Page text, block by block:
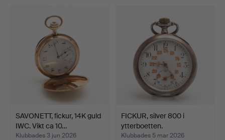
SAVONETT, fickur, 14K guld
IWC. Vikt ca 10…
Klubbades 3 jun 2026
FICKUR, silver 800 i
ytterboetten.
Klubbades 5 mar 2026